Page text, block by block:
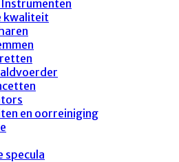
kwaliteit
en oorreiniging
specula